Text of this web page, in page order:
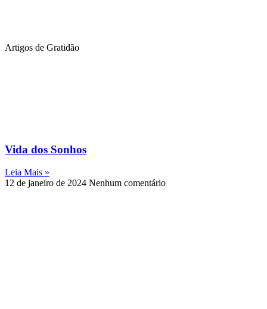
Artigos de Gratidão
Vida dos Sonhos
Leia Mais »
12 de janeiro de 2024 Nenhum comentário